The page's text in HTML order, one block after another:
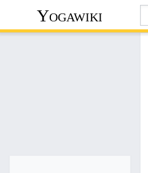
Yogawiki